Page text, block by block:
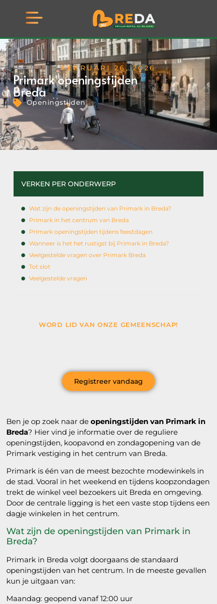
FEBRUARI 26, 2026
Primark openingstijden
Breda
Openingstijden
Ben je op zoek naar deopeningstijden van Primark in
Breda? Hier vind je informatie over de reguliere
openingstijden, koopavond en zondagopening van de
Primark vestiging in het centrum van Breda.
Primark is één van de meest bezochte modewinkels in
de stad. Vooral in het weekend en tijdens koopzondagen
trekt de winkel veel bezoekers uit Breda en omgeving.
Door de centrale ligging is het een vaste stop tijdens een
dagje winkelen in het centrum.
Wat zijn de openingstijden van Primark in
Breda?
Primark in Breda volgt doorgaans de standaard
openingstijden van het centrum. In de meeste gevallen
kun je uitgaan van:
Maandag: geopend vanaf 12:00 uur
VERKEN PER ONDERWERP
Wat zijn de openingstijden van Primark in Breda?
Primark in het centrum van Breda
Primark openingstijden tijdens feestdagen
Wanneer is het het rustigst bij Primark in Breda?
Veelgestelde vragen over Primark Breda
Tot slot
Veelgestelde vragen
WORD LID VAN ONZE GEMEENSCHAP!
Registreer vandaag